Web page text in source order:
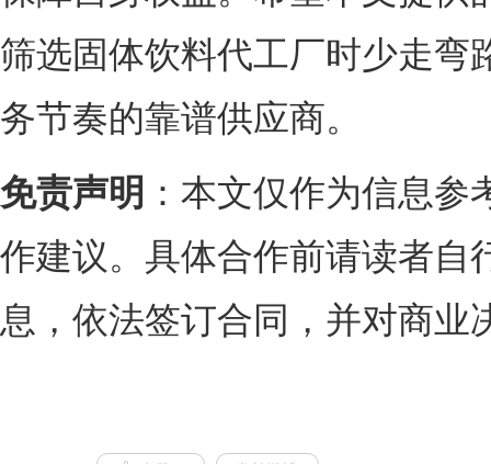
筛选固体饮料代工厂时少走弯
务节奏的靠谱供应商。
免责声明 ：本文仅作为信息
作建议。具体合作前请读者自
息，依法签订合同，并对商业